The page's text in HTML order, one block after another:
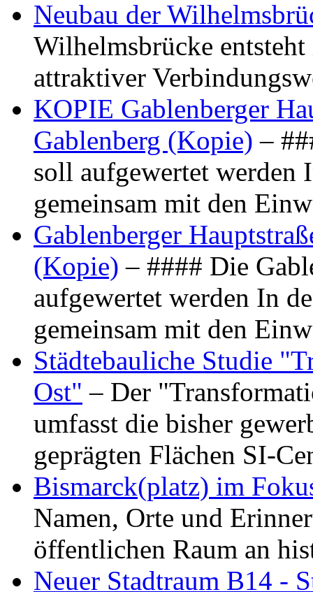
Neubau der
Wilhelmsbrücke
attraktiver
KOPIE Gablenberger
Gablenberg (Kopie) –
soll aufgewertet werden
gemeinsam mit den
Gablenberger
(Kopie) – #### Die
aufgewertet werden In
gemeinsam mit den
Städtebauliche Studie
Ost" – Der
umfasst die bisher
geprägten Flächen SI-
Bismarck(platz) im
Namen, Orte und
öffentlichen Raum an
Neuer Stadtraum B14 -